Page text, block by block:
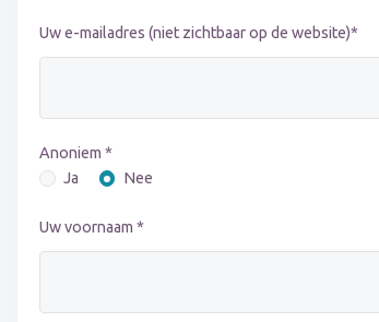
Uw e-mailadres (niet zichtbaar op de website)*
Anoniem *
Ja
Nee
Uw voornaam *